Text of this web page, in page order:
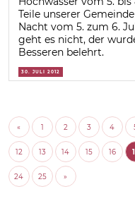
Teile unserer
Nacht vom 5. zum 6.
geht es nicht, der
Besseren belehrt.
30. JULI 2012
« 1 2 3 4
12 13 14 15 16
24 25 »